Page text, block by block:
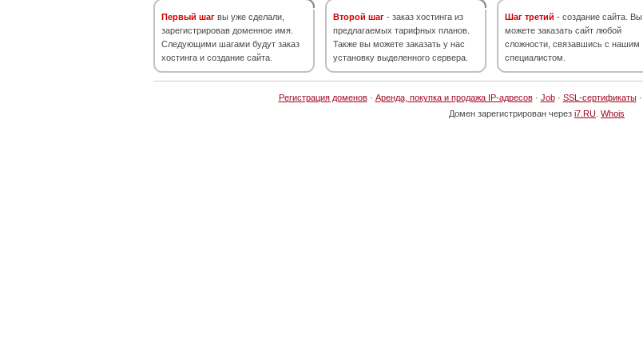
Первый шаг вы уже сделали,
зарегистрировав доменное имя.
Следующими шагами будут заказ
хостинга и создание сайта.
Второй шаг - заказ хостинга из
предлагаемых тарифных планов.
Также вы можете заказать у нас
установку выделенного сервера.
Шаг третий - создание сайта. Вы
можете заказать сайт любой
сложности, связавшись с нашим
специалистом.
Регистрация доменов· Аренда, покупка и продажа IP-адресов· Job· SSL-сертификаты·
Домен зарегистрирован через i7.RU Whois